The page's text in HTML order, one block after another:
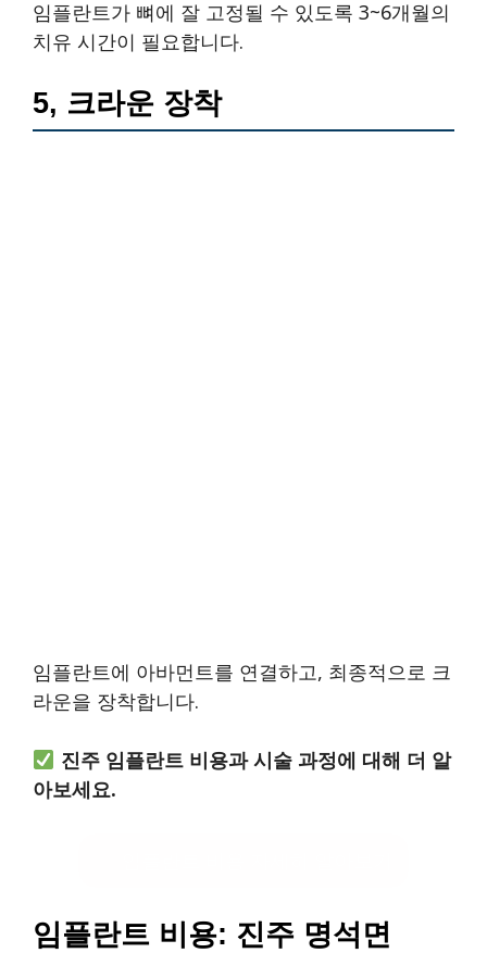
임플란트가 뼈에 잘 고정될 수 있도록 3~6개월의
치유 시간이 필요합니다.
5, 크라운 장착
임플란트에 아바먼트를 연결하고, 최종적으로 크
라운을 장착합니다.
진주 임플란트 비용과 시술 과정에 대해 더 알
아보세요.
임플란트 비용: 진주 명석면